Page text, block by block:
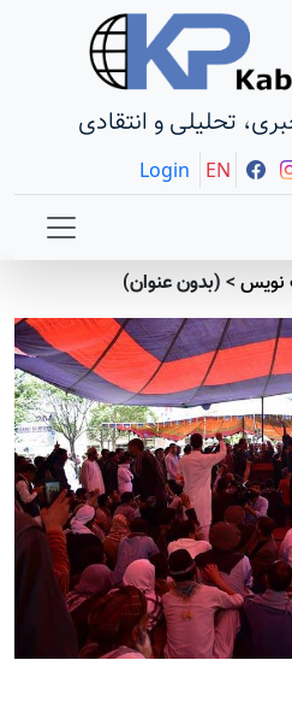
تحلیلی و انتقادی
Login EN
نویس> (بدون عنوان)